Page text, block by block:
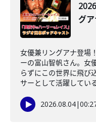
グア
女優兼リングアナ登場
ーの富山智帆さん。女
らずにこの世界に飛び
サーとして活躍してい
2026.08.04|